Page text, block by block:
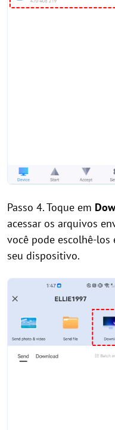
Passo 4. Toque em
acessar os arquivos
você pode escolhê-
seu dispositivo.